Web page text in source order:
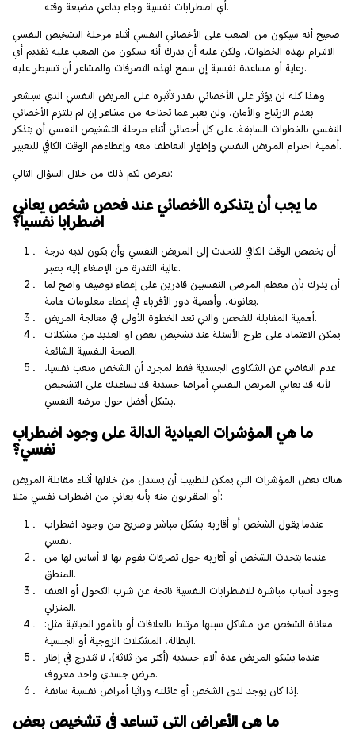
أي اضطرابات نفسية وجاء بداعي مضيعة وقته.
صحيح أنه سيكون من الصعب على الأخصائي النفسي أثناء مرحلة التشخيص النفسي
الالتزام بهذه الخطوات، ولكن عليه أن يدرك أنه سيكون من الصعب عليه تقديم أي
رعاية أو مساعدة نفسية إن سمح لهذه التصرفات والمشاعر أن تسيطر عليه.
وهذا كله لن يؤثر على الأخصائي بقدر تأثيره على المريض النفسي الذي سيشعر
بعدم الارتياح والأمان، ولن يعبر عما تجتاحه من مشاعر إن لم يلتزم الأخصائي
النفسي بالخطوات السابقة. على كل أخصائي أثناء مرحلة التشخيص النفسي أن يتذكر
أهمية احترام المريض النفسي وإظهار التعاطف معه وإعطاءهم الوقت الكافي للتعبير.
نعرض لكم ذلك من خلال السؤال التالي:
ما يجب أن يتذكره الأخصائي عند فحص شخص يعاني
أن يخصص الوقت الكافي للتحدث إلى المريض النفسي وأن يكون لديه درجة
عالية القدرة من الإصغاء إليه بصبر.
أن يدرك بأن معظم المرضى النفسيين قادرين على إعطاء توصيف واضح لما
يعانونه، وأهمية دور الأقرباء في إعطاء معلومات هامة.
أهمية المقابلة للفحص والتي تعد الخطوة الأولى في معالجة المريض.
يمكن الاعتماد على طرح الأسئلة عند تشخيص بعض او العديد من مشكلات
الصحة النفسية الشائعة.
عدم التغاضي عن الشكاوى الجسدية فقط لمجرد أن الشخص متعب نفسيا،
لأنه قد يعاني المريض النفسي أمراضا جسدية قد تساعدك على التشخيص
بشكل أفضل حول مرضه النفسي.
ما هي المؤشرات العيادية الدالة على وجود اضطراب
نفسي؟
هناك بعض المؤشرات التي يمكن للطبيب أن يستدل من خلالها أثناء مقابلة المريض
أو المقربون منه بأنه يعاني من اضطراب نفسي مثلا:
عندما يقول الشخص أو أقاربه بشكل مباشر وصريح من وجود اضطراب
نفسي.
عندما يتحدث الشخص أو أقاربه حول تصرفات يقوم بها لا أساس لها من
المنطق.
وجود أسباب مباشرة للاضطرابات النفسية ناتجة عن شرب الكحول أو العنف
المنزلي.
معاناة الشخص من مشاكل سببها مرتبط بالعلاقات أو بالأمور الحياتية مثل:
البطالة، المشكلات الزوجية أو الجنسية.
عندما يشكو المريض عدة آلام جسدية (أكثر من ثلاثة)، لا تندرج في إطار
مرض جسدي واحد معروف.
إذا كان يوجد لدى الشخص أو عائلته وراثيا أمراض نفسية سابقة.
ما هي الأعراض التي تساعد في تشخيص بعض